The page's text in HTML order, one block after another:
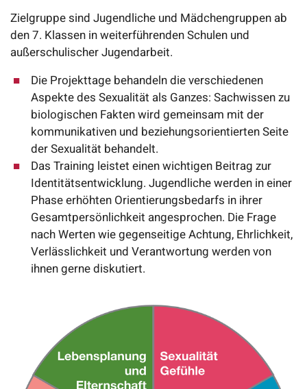
Zielgruppe sind Jugendliche und Mädchengruppen ab
den 7. Klassen in weiterführenden Schulen und
außerschulischer Jugendarbeit.
Die Projekttage behandeln die verschiedenen
Aspekte des Sexualität als Ganzes: Sachwissen zu
biologischen Fakten wird gemeinsam mit der
kommunikativen und beziehungsorientierten Seite
der Sexualität behandelt.
Das Training leistet einen wichtigen Beitrag zur
Identitätsentwicklung. Jugendliche werden in einer
Phase erhöhten Orientierungsbedarfs in ihrer
Gesamtpersönlichkeit angesprochen. Die Frage
nach Werten wie gegenseitige Achtung, Ehrlichkeit,
Verlässlichkeit und Verantwortung werden von
ihnen gerne diskutiert.